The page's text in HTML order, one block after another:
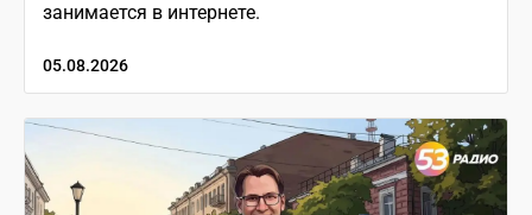
занимается в интернете.
05.08.2026